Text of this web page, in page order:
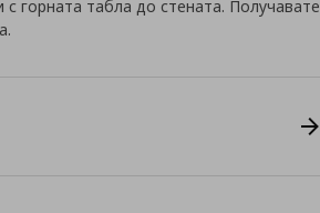
горната табла до стената. Получавате